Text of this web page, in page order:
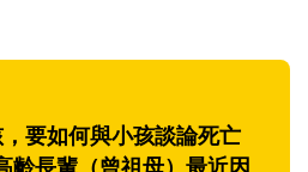
要如何與小孩談論死亡
齡長輩（曾祖母）最近因